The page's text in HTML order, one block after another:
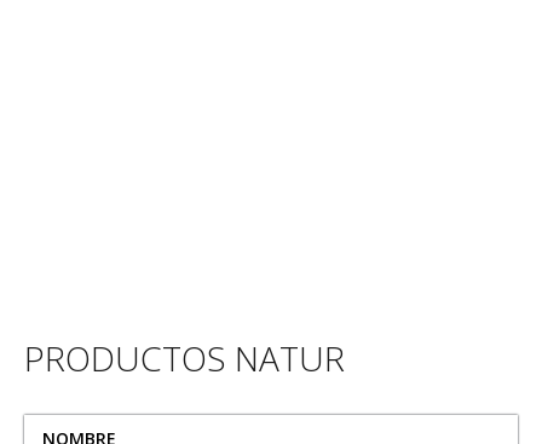
PRODUCTOS NATUR